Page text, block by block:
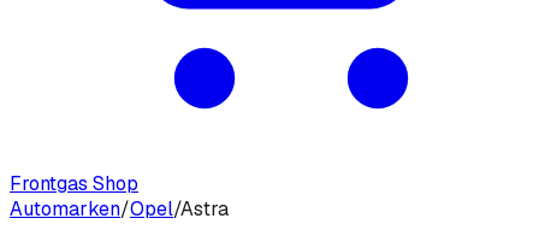
Frontgas Shop
Automarken/Opel/Astra